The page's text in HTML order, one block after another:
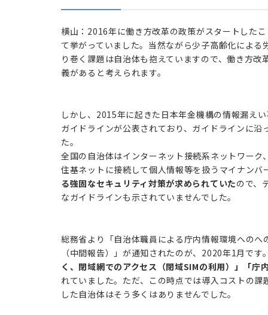
横山：2016年に働き方改革の政策がスタートした
て挙がっていました。当然ながら少子高齢化によ
り巻く課題は自治体も抱えていますので、働き方
義があると考えられます。
しかし、2015年に起きた日本年金機構の情報漏え
ガイドラインが公表されており、ガイドラインに
た。
全国の自治体はインターネット接続系ネットワー
住基ネットに接続して個人情報等を扱うマイナン
る強固なセキュリティ対策が求められていたので、
なガイドラインも示されていませんでした。
総務省より「自治体職員による庁内情報環境への
（中間報告）」が通知されたのが、2020年1月で
く、閉域網でのアクセス（閉域SIMの利用）」「庁
れていました。ただ、この時点では導入コストの
した自治体はそう多くはありませんでした。